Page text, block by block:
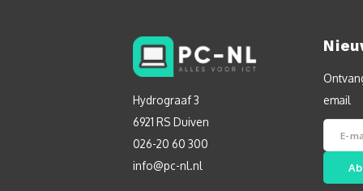
Hydrograaf 3
6921 RS Duiven
026-20 60 300
info@pc-nl.nl
email